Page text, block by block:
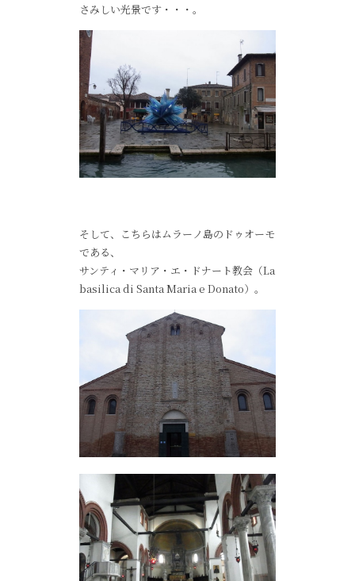
さみしい光景です・・・。
そして、こちらはムラーノ島のドゥオーモ
である、
サンティ・マリア・エ・ドナート教会（La
basilica di Santa Maria e Donato）。